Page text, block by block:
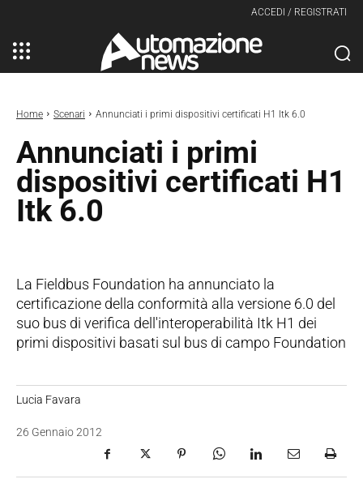
ACCEDI / REGISTRATI
Home Scenari Annunciati i primi dispositivi certificati H1 Itk 6.0
Annunciati i primi
dispositivi certificati H1
Itk 6.0
La Fieldbus Foundation ha annunciato la
certificazione della conformità alla versione 6.0 del
suo bus di verifica dell'interoperabilità Itk H1 dei
primi dispositivi basati sul bus di campo Foundation
Lucia Favara
26 Gennaio 2012